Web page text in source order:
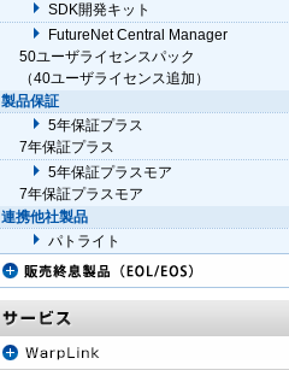
SDK開発キット
FutureNet Central Manager
50ユーザライセンスパック
（40ユーザライセンス追加）
製品保証
5年保証プラス
7年保証プラス
5年保証プラスモア
7年保証プラスモア
連携他社製品
パトライト